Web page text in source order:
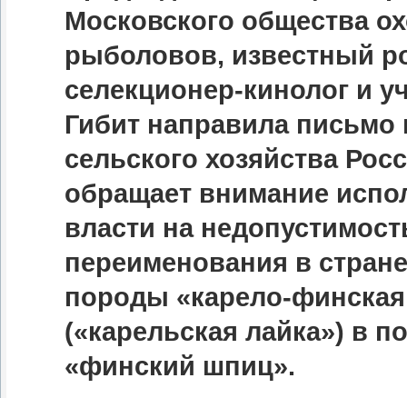
Московского общества
рыболовов, известный
селекционер-кинолог и
Гибит направила письмо
сельского хозяйства
обращает внимание
власти на
переименования в
породы «карело-
(«карельская лайка») в
«финский шпиц».